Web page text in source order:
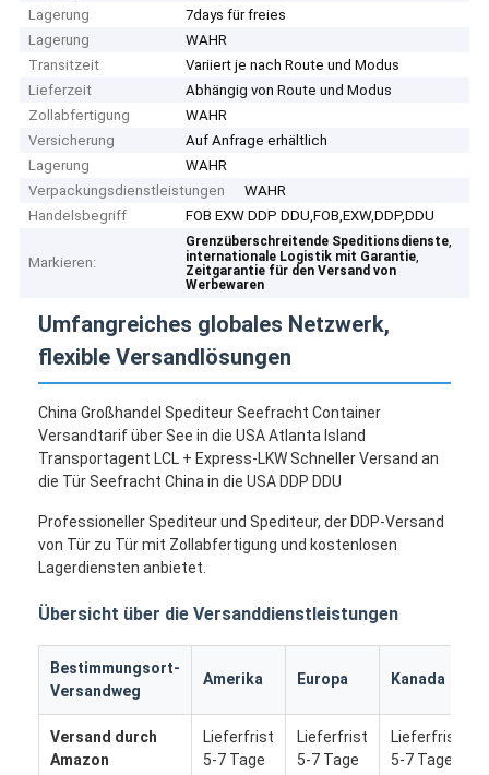
Lagerung
7days für freies
Lagerung
WAHR
Transitzeit
Variiert je nach Route und Modus
Lieferzeit
Abhängig von Route und Modus
Zollabfertigung
WAHR
Versicherung
Auf Anfrage erhältlich
Lagerung
WAHR
Verpackungsdienstleistungen
WAHR
Handelsbegriff
FOB EXW DDP DDU,FOB,EXW,DDP,DDU
Markieren:
Grenzüberschreitende Speditionsdienste,
internationale Logistik mit Garantie,
Zeitgarantie für den Versand von
Werbewaren
Umfangreiches globales Netzwerk,
flexible Versandlösungen
China Großhandel Spediteur Seefracht Container
Versandtarif über See in die USA Atlanta Island
Transportagent LCL + Express-LKW Schneller Versand an
die Tür Seefracht China in die USA DDP DDU
Professioneller Spediteur und Spediteur, der DDP-Versand
von Tür zu Tür mit Zollabfertigung und kostenlosen
Lagerdiensten anbietet.
Übersicht über die Versanddienstleistungen
Bestimmungsort-
Versandweg
Amerika Europa Kanada
Versand durch
Amazon
Lieferfrist
5-7 Tage
Lieferfrist
5-7 Tage
Lieferfrist
5-7 Tage